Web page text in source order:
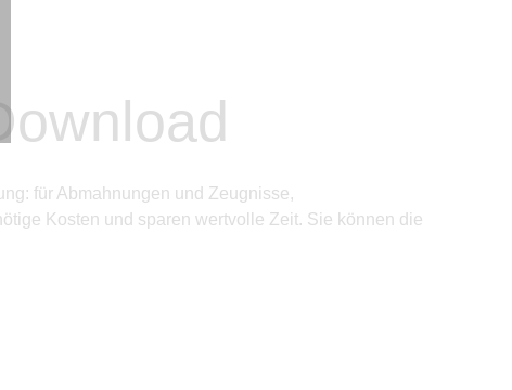
für Abmahnungen und Zeugnisse,
Kosten und sparen wertvolle Zeit. Sie können die